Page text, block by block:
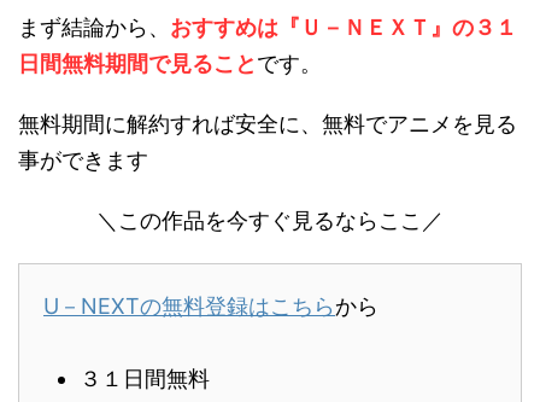
まず結論から、 おすすめは『Ｕ－ＮＥＸＴ』の３１
日間無料期間で見ることです。
無料期間に解約すれば安全に、無料でアニメを見る
事ができます
＼この作品を今すぐ見るならここ／
U－NEXTの無料登録はこちらから
３１日間無料